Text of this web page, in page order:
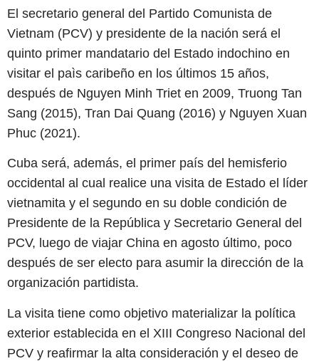
El secretario general del Partido Comunista de
Vietnam (PCV) y presidente de la nación será el
quinto primer mandatario del Estado indochino en
visitar el paìs caribeño en los últimos 15 años,
después de Nguyen Minh Triet en 2009, Truong Tan
Sang (2015), Tran Dai Quang (2016) y Nguyen Xuan
Phuc (2021).
Cuba será, además, el primer país del hemisferio
occidental al cual realice una visita de Estado el líder
vietnamita y el segundo en su doble condición de
Presidente de la República y Secretario General del
PCV, luego de viajar China en agosto último, poco
después de ser electo para asumir la dirección de la
organización partidista.
La visita tiene como objetivo materializar la política
exterior establecida en el XIII Congreso Nacional del
PCV y reafirmar la alta consideración y el deseo de